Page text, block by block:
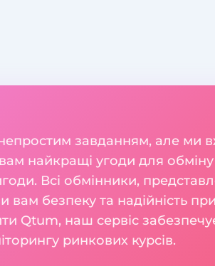
завданням, але ми
найкращі угоди для
Всі обмінники,
безпеку та надійність
Qtum, наш сервіс
ринкових курсів.